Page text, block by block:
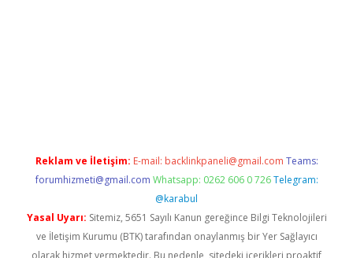
Reklam ve İletişim: E-mail: backlinkpaneli@gmail.com Teams:
forumhizmeti@gmail.com Whatsapp: 0262 606 0 726 Telegram:
@karabul
Yasal Uyarı: Sitemiz, 5651 Sayılı Kanun gereğince Bilgi Teknolojileri
ve İletişim Kurumu (BTK) tarafından onaylanmış bir Yer Sağlayıcı
olarak hizmet vermektedir. Bu nedenle, sitedeki içerikleri proaktif